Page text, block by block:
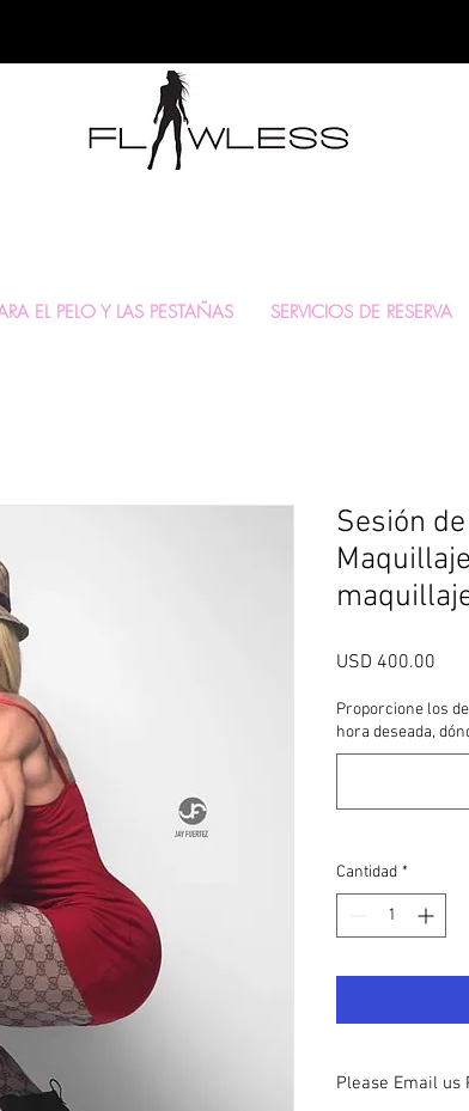
EL PELO Y LAS PESTAÑAS SERVICIOS DE RESERVA
Sesión
USD 400.00
Proporcione los
hora deseada,
Cantidad *
Please Email